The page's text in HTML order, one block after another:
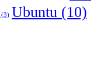
(3) Ubuntu (10)